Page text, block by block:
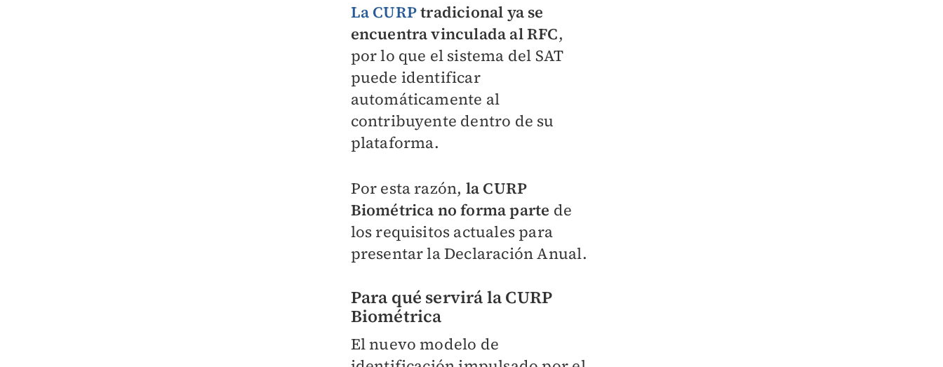
La CURPtradicional ya se
encuentra vinculada al RFC,
por lo que el sistema del SAT
puede identificar
automáticamente al
contribuyente dentro de su
plataforma.
Por esta razón, la CURP
Biométrica no forma parte de
los requisitos actuales para
presentar la Declaración Anual.
Para qué servirá la CURP
Biométrica
El nuevo modelo de